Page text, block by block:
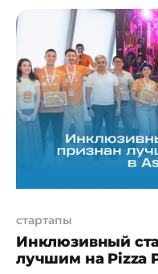
промышленности
направлено на
грамотности и
востребованными IT-
началась с
министра
Мадиева и
Hub. Учащиеся
стартапы
Инклюзивный
лучшим на Pizza